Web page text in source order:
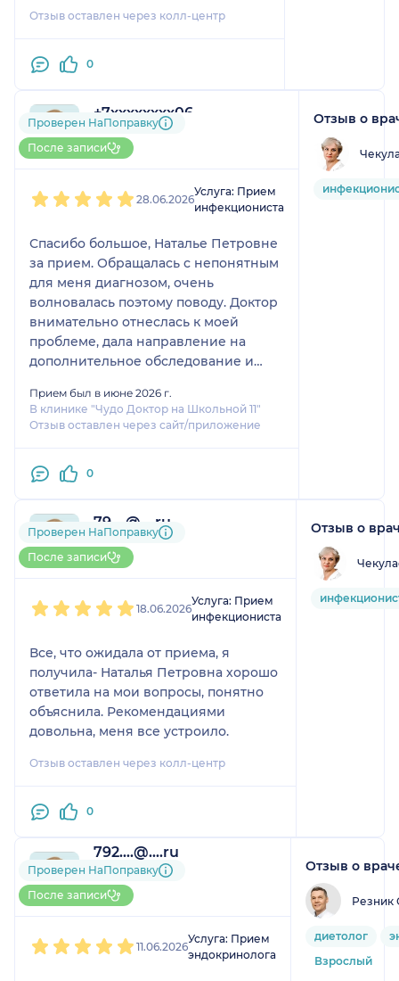
схемой обогащения
ущерб пациенту и
учреждению, хотя в
медицинском
учреждении коллеги и
возражало против работ
в "арендованном" у
качество своих работ
ответственности не
несёт, после перевода
денежных средств на
связь не выходит. При
расчетах требует
переводить денежные
банковские карты по
номеру телефона.
смысла не имеет, но
такой объем работ при
добросовестном
подходе занимает не
Стыдно!
Отзыв оставлен через колл-центр
0
+7xxxxxxxx06
2 отзыва
До 5 записей через НаПоправку
Проверен НаПоправку
После записи
28.06.2026
Услуга: Прием
инфекциониста
Спасибо большое, Наталье Петровне
за прием. Обращалась с непонятным
для меня диагнозом, очень
волновалась поэтому поводу. Доктор
внимательно отнеслась к моей
проблеме, дала направление на
дополнительное обследование и
Предстоит ещё один визит к доктору
и я очень надеюсь, что лечение
Прием был в июне 2026 г.
В клинике "Чудо Доктор на Школьной 11"
Отзыв оставлен через сайт/приложение
0
Отзыв о
79....@....ru
1 отзыв
До 5 записей через НаПоправку
Проверен НаПоправку
После записи
18.06.2026
Услуга: Прием
инфекциониста
Все, что ожидала от приема, я
получила- Наталья Петровна хорошо
ответила на мои вопросы, понятно
объяснила. Рекомендациями
довольна, меня все устроило.
Отзыв оставлен через колл-центр
0
Отзыв о
792....@....ru
1 отзыви1 оценка
До 5 записей через
НаПоправку
Проверен НаПоправку
После записи
11.06.2026
Услуга: Прием
эндокринолога
Отзыв о
Резник
диетолог
Взрослый